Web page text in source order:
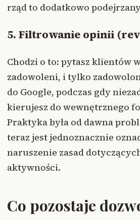
rząd to dodatkowo
5. Filtrowanie opinii
Chodzi o to: pytasz klientów
zadowoleni, i tylko
do Google, podczas gdy
kierujesz do wewnętrznego
Praktyka była od dawna
teraz jest jednoznacznie
naruszenie zasad
aktywności.
Co pozostaje